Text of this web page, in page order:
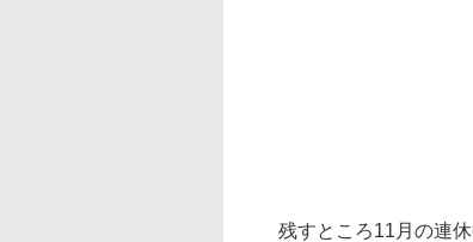
残すところ11月の連休